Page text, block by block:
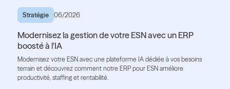
Stratégie 06/2026
Modernisez la gestion de votre ESN avec un ERP
boosté à l'IA
Modernisez votre ESN avec une plateforme IA dédiée à vos besoins
terrain et découvrez comment notre ERP pour ESN améliore
productivité, staffing et rentabilité.